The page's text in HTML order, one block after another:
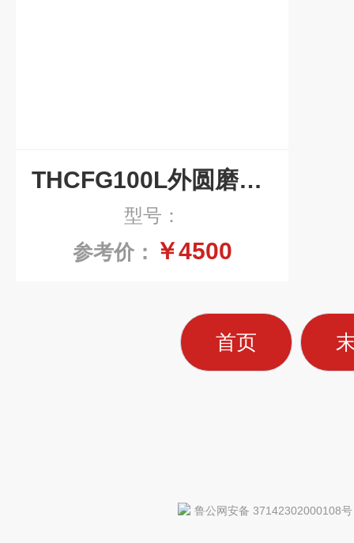
THCFG100L外圆磨床陶瓷玻璃过滤设备集中过滤系统
型号：
参考价： ￥4500
首页
鲁公网安备 37142302000108号